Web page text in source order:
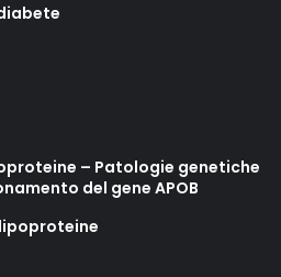
– Patologie genetiche
del gene APOB